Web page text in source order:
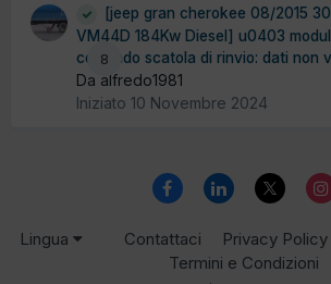
8
[jeep gran cherokee 08/2015
VM44D 184Kw Diesel] u0403
comando scatola di rinvio: dati non
Da alfredo1981
Iniziato 10 Novembre 2024
Lingua Contattaci Privacy Policy
Termini e Condizioni